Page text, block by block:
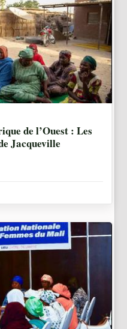
de l’Ouest : Les
Jacqueville